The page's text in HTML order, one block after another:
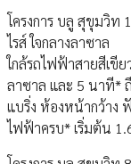
โครงการ บลู สุขุมวิท
ไรส์ ใจกลางลาซาล
ใกล้รถไฟฟ้าสายสีเขี
ลาซาล และ 5 นาที*
แบริ่ง ห้องหน้ากว้าง
ไฟฟ้าครบ* เริ่มต้น